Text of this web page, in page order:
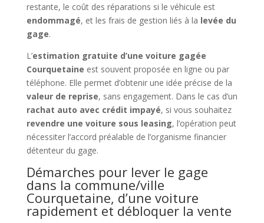
restante, le coût des réparations si le véhicule est
endommagé, et les frais de gestion liés à la levée du
gage.
L’estimation gratuite d’une voiture gagée
Courquetaine est souvent proposée en ligne ou par
téléphone. Elle permet d’obtenir une idée précise de la
valeur de reprise, sans engagement. Dans le cas d’un
rachat auto avec crédit impayé, si vous souhaitez
revendre une voiture sous leasing, l’opération peut
nécessiter l’accord préalable de l’organisme financier
détenteur du gage.
Démarches pour lever le gage
dans la commune/ville
Courquetaine, d’une voiture
rapidement et débloquer la vente